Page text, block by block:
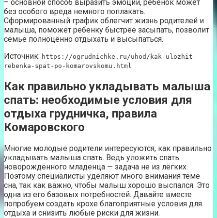
– основной способ выразить эмоции, ребенок может
без особого вреда немного поплакать.
Сформированный график облегчит жизнь родителей и
малыша, поможет ребенку быстрее засыпать, позволит
семье полноценно отдыхать и высыпаться.
Источник: https://ogrudnichke.ru/uhod/kak-ulozhit-
rebenka-spat-po-komarovskomu.html
Как правильно укладывать малыша
спать: необходимые условия для
отдыха грудничка, правила
Комаровского
Многие молодые родители интересуются, как правильно
укладывать малыша спать. Ведь уложить спать
новорождённого младенца — задача не из лёгких.
Поэтому специалисты уделяют много внимания теме
сна, так как важно, чтобы малыш хорошо выспался. Это
одна из его базовых потребностей. Давайте вместе
попробуем создать крохе благоприятные условия для
отдыха и снизить любые риски для жизни.